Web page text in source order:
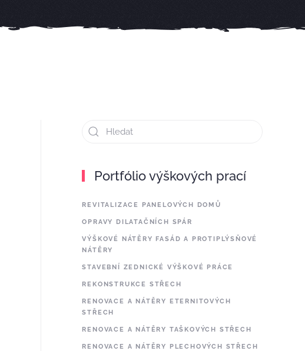
Portfólio výškových prací
REVITALIZACE PANELOVÝCH DOMŮ
OPRAVY DILATAČNÍCH SPÁR
VÝŠKOVÉ NÁTĚRY FASÁD A PROTIPLÝSŇOVÉ
NÁTĚRY
STAVEBNÍ ZEDNICKÉ VÝŠKOVÉ PRÁCE
REKONSTRUKCE STŘECH
RENOVACE A NÁTĚRY ETERNITOVÝCH
STŘECH
RENOVACE A NÁTĚRY TAŠKOVÝCH STŘECH
RENOVACE A NÁTĚRY PLECHOVÝCH STŘECH